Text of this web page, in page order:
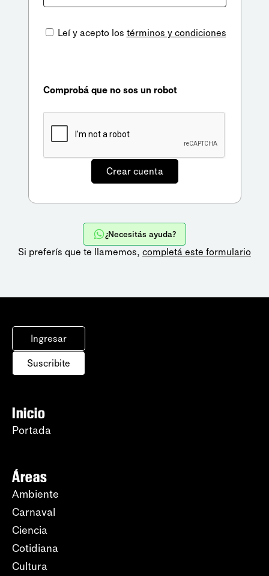
Leí y acepto los términos y condiciones
Comprobá que no sos un robot
¿Necesitás ayuda?
Si preferís que te llamemos, completá este formulario
Ingresar
Suscribite
Inicio
Portada
Áreas
Ambiente
Carnaval
Ciencia
Cotidiana
Cultura